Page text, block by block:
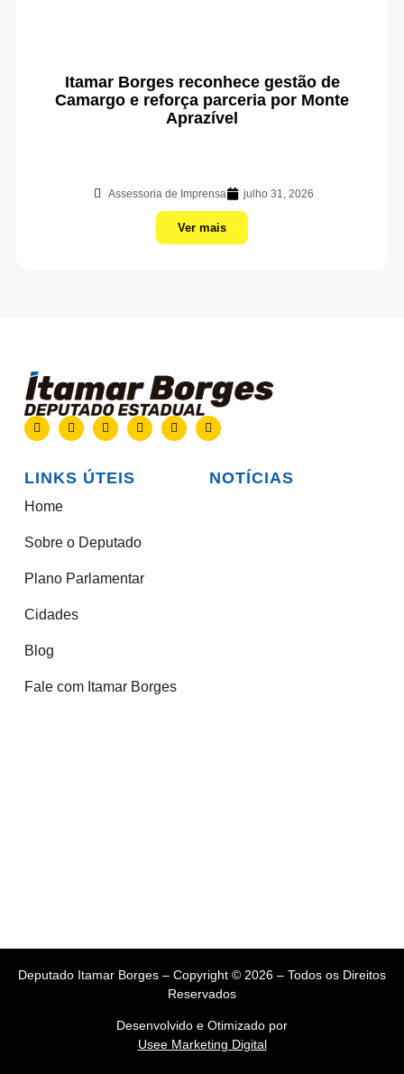
Itamar Borges reconhece gestão de
Camargo e reforça parceria por Monte
Aprazível
Assessoria de Imprensa julho 31, 2026
Ver mais
LINKS ÚTEIS
Home
Sobre o Deputado
Plano Parlamentar
Cidades
Blog
Fale com Itamar Borges
NOTÍCIAS
Deputado Itamar Borges – Copyright © 2026 – Todos os Direitos
Reservados
Desenvolvido e Otimizado por
Usee Marketing Digital